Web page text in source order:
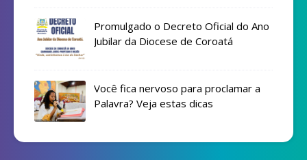
Promulgado o Decreto Oficial do Ano
Jubilar da Diocese de Coroatá
Você fica nervoso para proclamar a
Palavra? Veja estas dicas